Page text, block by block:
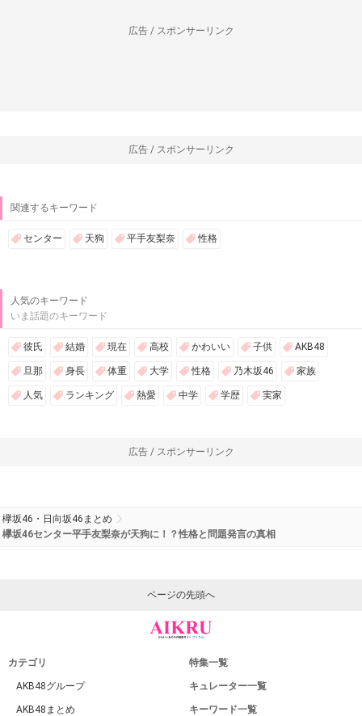
広告 / スポンサーリンク
広告 / スポンサーリンク
関連するキーワード
センター 天狗 平手友梨奈 性格
人気のキーワード
いま話題のキーワード
彼氏 結婚 現在 高校 かわいい 子供 AKB48
旦那 身長 体重 大学 性格 乃木坂46 家族
人気 ランキング 熱愛 中学 学歴 実家
広告 / スポンサーリンク
欅坂46・日向坂46まとめ
欅坂46センター平手友梨奈が天狗に！？性格と問題発言の真相
ページの先頭へ
カテゴリ
AKB48グループ
AKB48まとめ
特集一覧
キュレーター一覧
キーワード一覧